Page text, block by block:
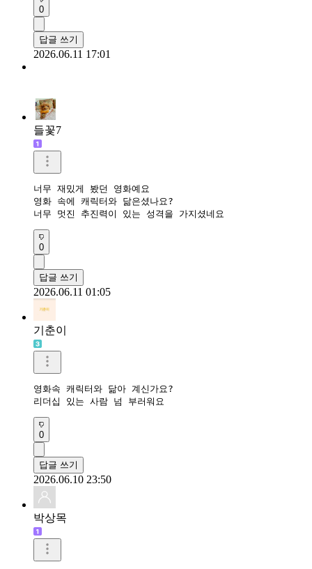
0
답글 쓰기
2026.06.11 17:01
들꽃7
너무 재밌게 봤던 영화예요
영화 속에 캐릭터와 닮은셨나요?
너무 멋진 추진력이 있는 성격을 가지셨네요
0
답글 쓰기
2026.06.11 01:05
기춘이
영화속 캐릭터와 닮아 계신가요?
리더십 있는 사람 넘 부러워요
0
답글 쓰기
2026.06.10 23:50
박상목